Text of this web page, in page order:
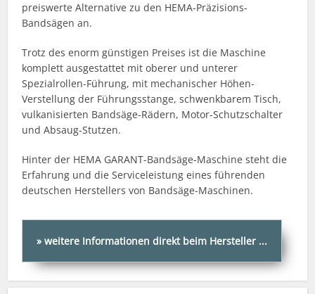
preiswerte Alternative zu den HEMA-Präzisions-
Bandsägen an.
Trotz des enorm günstigen Preises ist die Maschine
komplett ausgestattet mit oberer und unterer
Spezialrollen-Führung, mit mechanischer Höhen-
Verstellung der Führungsstange, schwenkbarem Tisch,
vulkanisierten Bandsäge-Rädern, Motor-Schutzschalter
und Absaug-Stutzen.
Hinter der HEMA GARANT-Bandsäge-Maschine steht die
Erfahrung und die Serviceleistung eines führenden
deutschen Herstellers von Bandsäge-Maschinen.
weitere Informationen direkt beim Hersteller